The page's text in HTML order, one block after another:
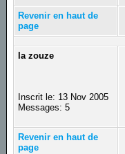
Revenir en haut de
page
la zouze
Inscrit le: 13 Nov 2005
Messages: 5
Revenir en haut de
page